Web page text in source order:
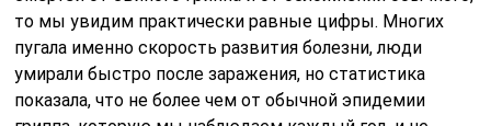
то мы увидим практически равные цифры. Многих
пугала именно скорость развития болезни, люди
умирали быстро после заражения, но статистика
показала, что не более чем от обычной эпидемии